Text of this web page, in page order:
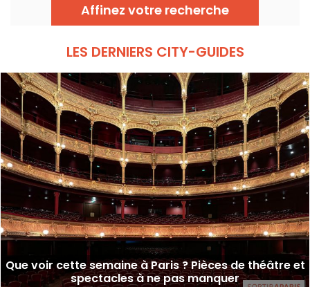
Affinez votre recherche
LES DERNIERS CITY-GUIDES
Que voir cette semaine à Paris ? Pièces de théâtre et
spectacles à ne pas manquer